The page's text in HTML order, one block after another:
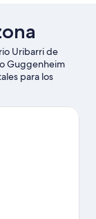
Uribarri de
Guggenheim
para los
puedes ir
consultar el